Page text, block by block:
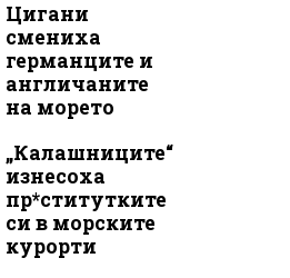
Цигани
смениха
германците и
англичаните
на морето
„Калашниците“
изнесоха
пр*ститутките
си в морските
курорти